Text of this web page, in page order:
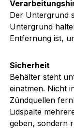
Der Untergrund
Untergrund
Entfernung ist,
Sicherheit
Behälter steht
einatmen. Nicht
Zündquellen
Lidspalte
geben, sondern